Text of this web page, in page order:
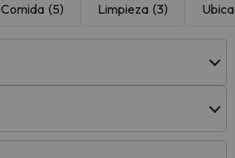
Comida (5) Limpieza (3)